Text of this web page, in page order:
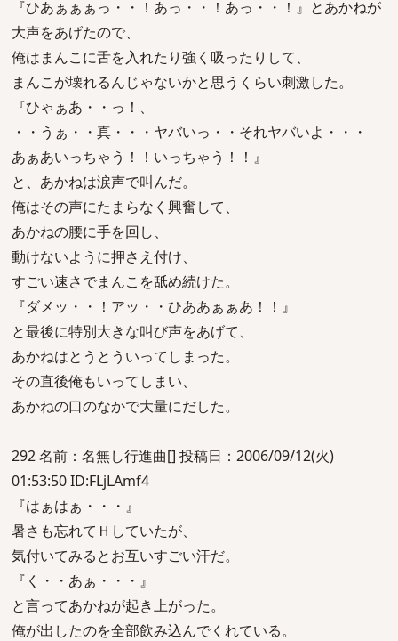
『ひあぁぁぁっ・・！あっ・・！あっ・・！』とあかねが
大声をあげたので、
俺はまんこに舌を入れたり強く吸ったりして、
まんこが壊れるんじゃないかと思うくらい刺激した。
『ひゃぁあ・・っ！、
・・うぁ・・真・・・ヤバいっ・・それヤバいよ・・・
あぁあいっちゃう！！いっちゃう！！』
と、あかねは涙声で叫んだ。
俺はその声にたまらなく興奮して、
あかねの腰に手を回し、
動けないように押さえ付け、
すごい速さでまんこを舐め続けた。
『ダメッ・・！アッ・・ひああぁぁあ！！』
と最後に特別大きな叫び声をあげて、
あかねはとうとういってしまった。
その直後俺もいってしまい、
あかねの口のなかで大量にだした。
292 名前：名無し行進曲[] 投稿日：2006/09/12(火)
01:53:50 ID:FLjLAmf4
『はぁはぁ・・・』
暑さも忘れてＨしていたが、
気付いてみるとお互いすごい汗だ。
『く・・あぁ・・・』
と言ってあかねが起き上がった。
俺が出したのを全部飲み込んでくれている。